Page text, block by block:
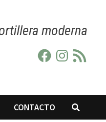
moderna
FacebookInstagram
Feed
RSS
CONTACTO